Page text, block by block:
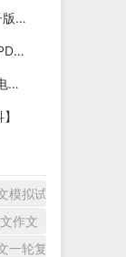
《一本高中文言文完全解读》PDF电子版下载
《2025高考真题语文试卷及答题卡》PDF电子版下载
2026版高考语文《百题大过关》PDF电子版下载
模拟试题
作文
一轮复习